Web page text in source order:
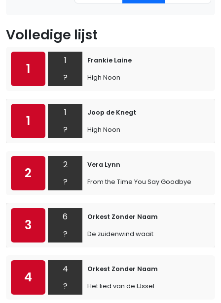
Volledige lijst
1
1
?
Frankie Laine
High Noon
1
1
?
Joop de Knegt
High Noon
2
2
?
Vera Lynn
From the Time You Say Goodbye
3
6
?
Orkest Zonder Naam
De zuidenwind waait
4
4
?
Orkest Zonder Naam
Het lied van de IJssel